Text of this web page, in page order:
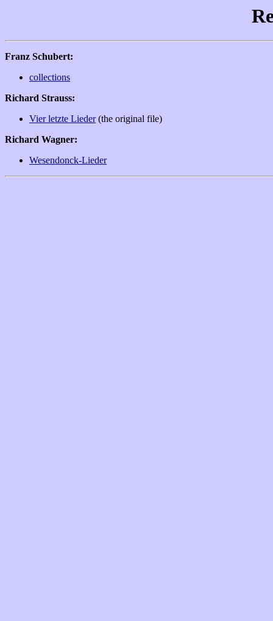
Franz Schubert:
collections
Richard Strauss:
Vier letzte Lieder(the original file)
Richard Wagner:
Wesendonck-Lieder